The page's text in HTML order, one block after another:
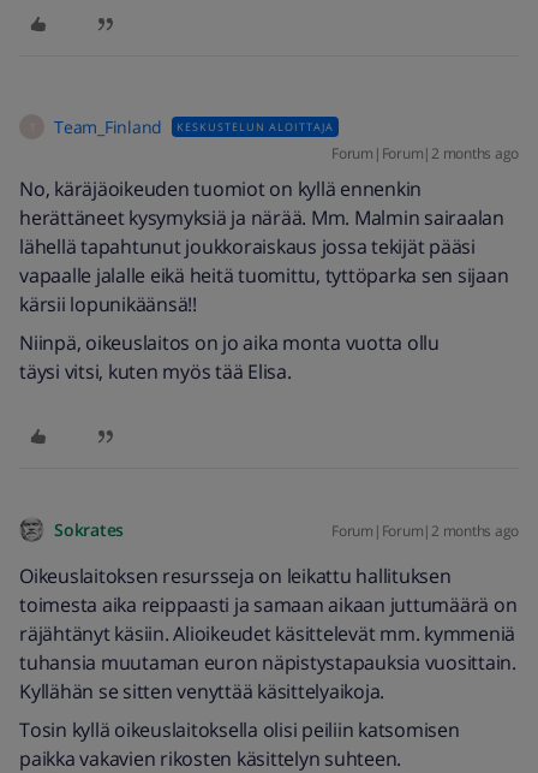
Team_Finland KESKUSTELUN ALOITTAJA
Forum|Forum|2 months ago
No, käräjäoikeuden tuomiot on kyllä ennenkin
herättäneet kysymyksiä ja närää. Mm. Malmin sairaalan
lähellä tapahtunut joukkoraiskaus jossa tekijät pääsi
vapaalle jalalle eikä heitä tuomittu, tyttöparka sen sijaan
kärsii lopunikäänsä!!
Niinpä, oikeuslaitos on jo aika monta vuotta ollu
täysi vitsi, kuten myös tää Elisa.
Sokrates Forum|Forum|2 months ago
Oikeuslaitoksen resursseja on leikattu hallituksen
toimesta aika reippaasti ja samaan aikaan juttumäärä on
räjähtänyt käsiin. Alioikeudet käsittelevät mm. kymmeniä
tuhansia muutaman euron näpistystapauksia vuosittain.
Kyllähän se sitten venyttää käsittelyaikoja.
Tosin kyllä oikeuslaitoksella olisi peiliin katsomisen
paikka vakavien rikosten käsittelyn suhteen.